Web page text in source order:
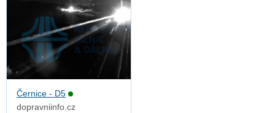
Černice - D5
dopravniinfo.cz